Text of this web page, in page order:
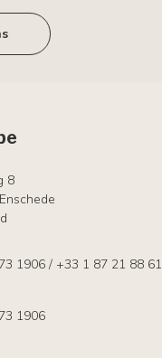
8
1906 / +33 1 87 21 88 61
1906